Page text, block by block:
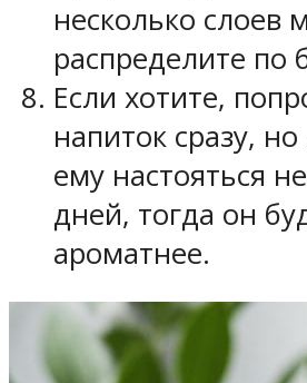
несколько слоев
распределите по
Если хотите,
напиток сразу,
ему настояться
дней, тогда он
ароматнее.